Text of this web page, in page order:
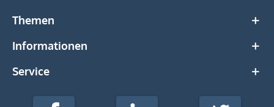
Themen
Informationen
Service
stempel-